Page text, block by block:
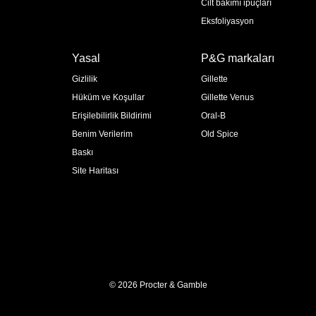
Cilt bakımı ipuçları
Eksfoliyasyon
Yasal
Gizlilik
Hüküm ve Koşullar
Erişilebilirlik Bildirimi
Benim Verilerim
Baskı
Site Haritası
P&G markaları
Gillette
Gillette Venus
Oral-B
Old Spice
© 2026 Procter & Gamble